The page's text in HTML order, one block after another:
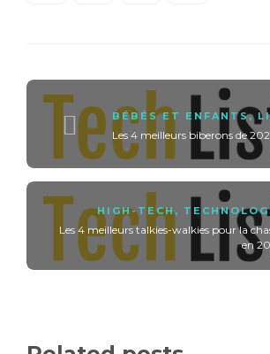
BÉBÉS ET ENFANTS,
Les 4 meilleurs biberons de
HIGH-TECH,
Les 4 meilleurs talkies-walkies pour la
en